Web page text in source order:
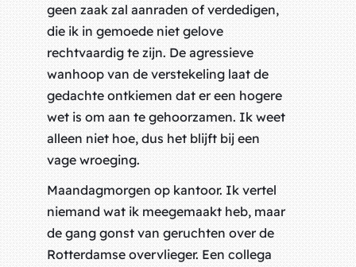
geen zaak zal aanraden of verdedigen,
die ik in gemoede niet gelove
rechtvaardig te zijn. De agressieve
wanhoop van de verstekeling laat de
gedachte ontkiemen dat er een hogere
wet is om aan te gehoorzamen. Ik weet
alleen niet hoe, dus het blijft bij een
vage wroeging.
Maandagmorgen op kantoor. Ik vertel
niemand wat ik meegemaakt heb, maar
de gang gonst van geruchten over de
Rotterdamse overvlieger. Een collega